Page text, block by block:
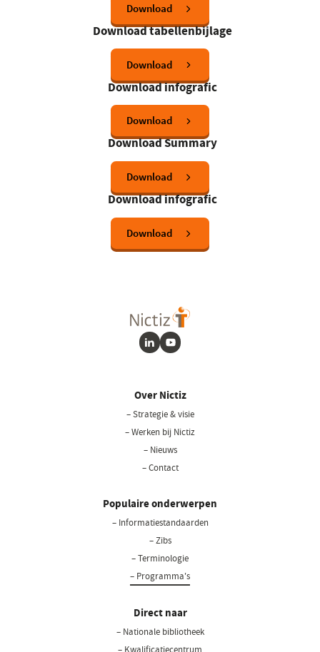
Download
Download tabellenbijlage
Download
Download infografic
Download
Download Summary
Download
Download infografic
Download
LinkedInYoutube
Over Nictiz
– Strategie & visie
– Werken bij Nictiz
– Nieuws
– Contact
Populaire onderwerpen
– Informatiestandaarden
– Zibs
– Terminologie
– Programma's
Direct naar
– Nationale bibliotheek(opent
– Kwalificatiecentrum